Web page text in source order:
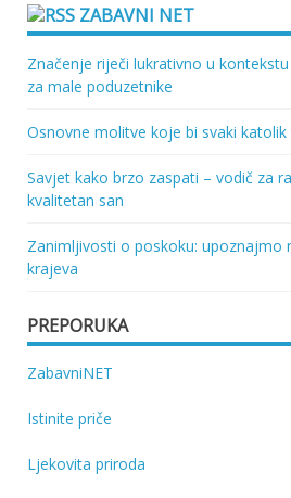
ZABAVNI NET
Značenje riječi lukrativno u
za male poduzetnike
Osnovne molitve koje bi svaki
Savjet kako brzo zaspati – vodič za
kvalitetan san
Zanimljivosti o poskoku: upoznajmo
krajeva
PREPORUKA
ZabavniNET
Istinite priče
Ljekovita priroda